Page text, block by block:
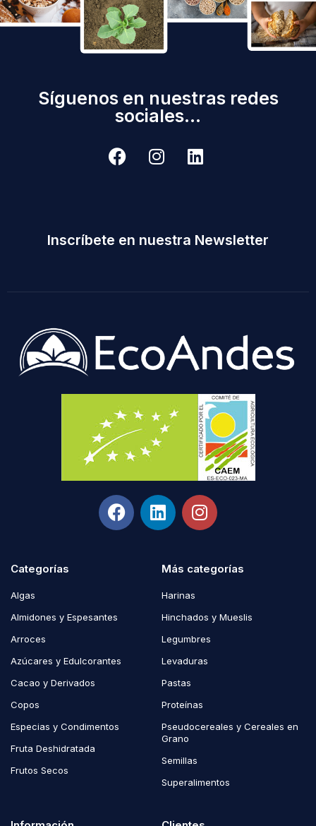
Síguenos en nuestras redes
sociales...
Inscríbete en nuestra Newsletter
Categorías
Algas
Almidones y Espesantes
Arroces
Azúcares y Edulcorantes
Cacao y Derivados
Copos
Especias y Condimentos
Fruta Deshidratada
Frutos Secos
Más categorías
Harinas
Hinchados y Mueslis
Legumbres
Levaduras
Pastas
Proteínas
Pseudocereales y Cereales en
Grano
Semillas
Superalimentos